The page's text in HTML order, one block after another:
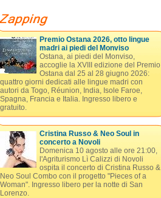
Premio Ostana 2026, otto lingue
madri ai piedi del Monviso
Ostana, ai piedi del Monviso,
accoglie la XVIII edizione del Premio
Ostana dal 25 al 28 giugno 2026:
quattro giorni dedicati alle lingue madri con
autori da Togo, Réunion, India, Isole Faroe,
Spagna, Francia e Italia. Ingresso libero e
gratuito.
Cristina Russo & Neo Soul in
concerto a Novoli
Domenica 10 agosto alle ore 21:00,
l'Agriturismo Lì Calizzi di Novoli
ospita il concerto di Cristina Russo &
Neo Soul Combo con il progetto "Pieces of a
Woman". Ingresso libero per la notte di San
Lorenzo.